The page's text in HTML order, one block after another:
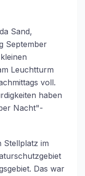
Sand,
September
Leuchtturm
voll.
haben
Nacht"-
Stellplatz im
Das war